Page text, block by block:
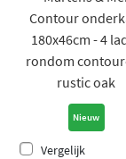
Nieuw
Vergelijk